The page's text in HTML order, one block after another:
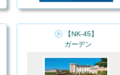
【NK-45】
ガーデン